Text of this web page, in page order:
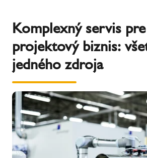
Komplexný servis pre
projektový biznis:
jedného zdroja